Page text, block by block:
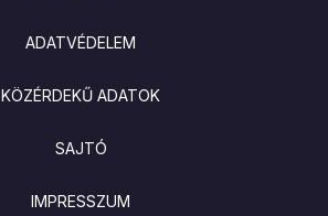
ADATVÉDELEM
KÖZÉRDEKŰ ADATOK
SAJTÓ
IMPRESSZUM